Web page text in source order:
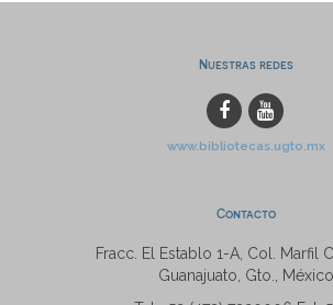
Nuestras redes
www.bibliotecas.ugto.mx
Contacto
Fracc. El Establo 1-A, Col. Marfil
Guanajuato, Gto., México